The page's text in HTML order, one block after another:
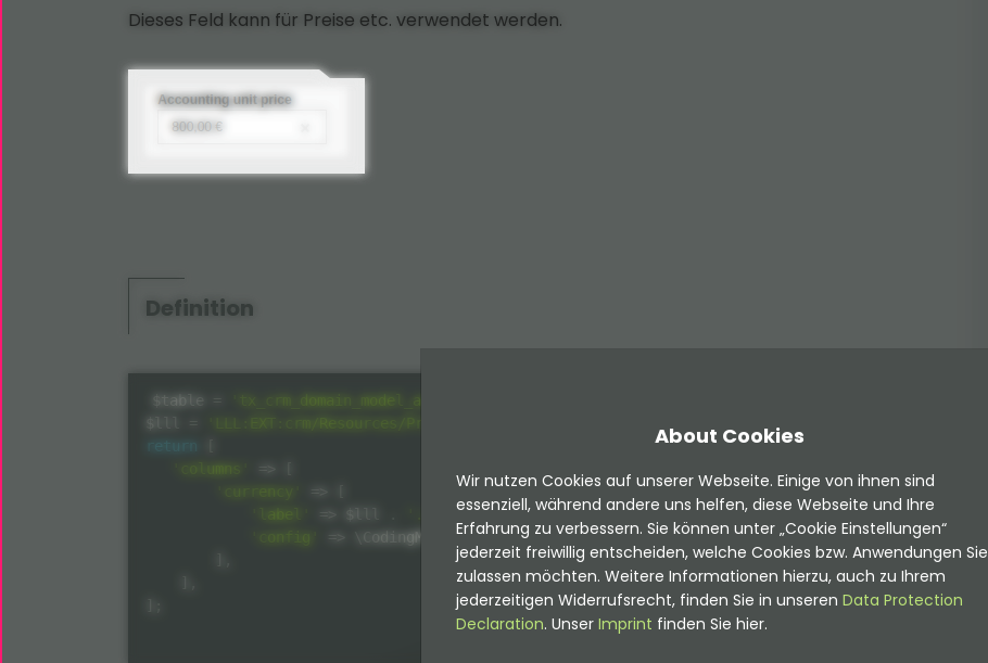
Dieses Feld kann für Preise etc. verwendet werden.
Definition
$table 'tx_crm_domain_model_activityunit'
$lll
'LLL:EXT:crm/Resources/Private/Language/locallang_db.xlf:'
return
'columns'
'currency'
'label'
$lll '.currency',
'config'
CodingMs AdditionalTca \Tca\Configuration::get('currency') ,
About Cookies
Wir nutzen Cookies auf unserer Webseite. Einige von ihnen sind
essenziell, während andere uns helfen, diese Webseite und Ihre
Erfahrung zu verbessern. Sie können unter „Cookie Einstellungen“
jederzeit freiwillig entscheiden, welche Cookies bzw. Anwendungen Sie
zulassen möchten. Weitere Informationen hierzu, auch zu Ihrem
jederzeitigen Widerrufsrecht, finden Sie in unseren Data Protection
Declaration. Unser Imprint finden Sie hier.